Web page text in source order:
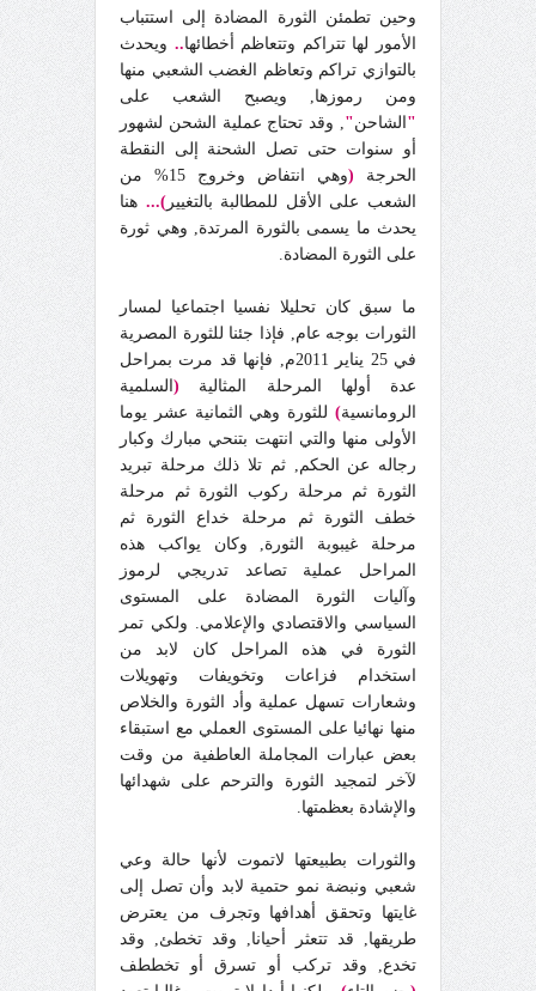
وحين تطمئن الثورة المضادة إلى استتباب
الأمور لها تتراكم وتتعاظم أخطائها.. ويحدث
بالتوازي تراكم وتعاظم الغضب الشعبي منها
ومن رموزها, ويصبح الشعب على
" الشاحن", وقد تحتاج عملية الشحن لشهور
أو سنوات حتى تصل الشحنة إلى النقطة
الحرجة (
وهي انتفاض وخروج 15% من
الشعب على الأقل للمطالبة بالتغيير)... هنا
يحدث ما يسمى بالثورة المرتدة, وهي ثورة
على الثورة المضادة.
ما سبق كان تحليلا نفسيا اجتماعيا لمسار
الثورات بوجه عام, فإذا جئنا للثورة المصرية
في 25 يناير 2011م, فإنها قد مرت بمراحل
عدة أولها المرحلة المثالية ( السلمية
الرومانسية) للثورة وهي الثمانية عشر يوما
الأولى منها والتي انتهت بتنحي مبارك وكبار
رجاله عن الحكم, ثم تلا ذلك مرحلة تبريد
الثورة ثم مرحلة ركوب الثورة ثم مرحلة
خطف الثورة ثم مرحلة خداع الثورة ثم
مرحلة غيبوبة الثورة, وكان يواكب هذه
المراحل عملية تصاعد تدريجي لرموز
وآليات الثورة المضادة على المستوى
السياسي والاقتصادي والإعلامي. ولكي تمر
الثورة في هذه المراحل كان لابد من
استخدام فزاعات وتخويفات وتهويلات
وشعارات تسهل عملية وأد الثورة والخلاص
منها نهائيا على المستوى العملي مع استبقاء
بعض عبارات المجاملة العاطفية من وقت
لآخر لتمجيد الثورة والترحم على شهدائها
والإشادة بعظمتها.
والثورات بطبيعتها لاتموت لأنها حالة وعي
شعبي ونبضة نمو حتمية لابد وأن تصل إلى
غايتها وتحقق أهدافها وتجرف من يعترض
طريقها, قد تتعثر أحيانا, وقد تخطئ, وقد
تخدع, وقد تركب أو تسرق أو تخططف